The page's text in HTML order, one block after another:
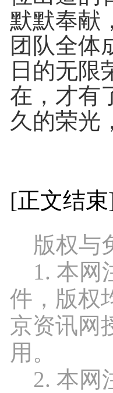
默默奉献
团队全体
日的无限
在，才有
久的荣光
[正文结
版权与
1. 本网
件，版权
京资讯网
用。
2. 本网